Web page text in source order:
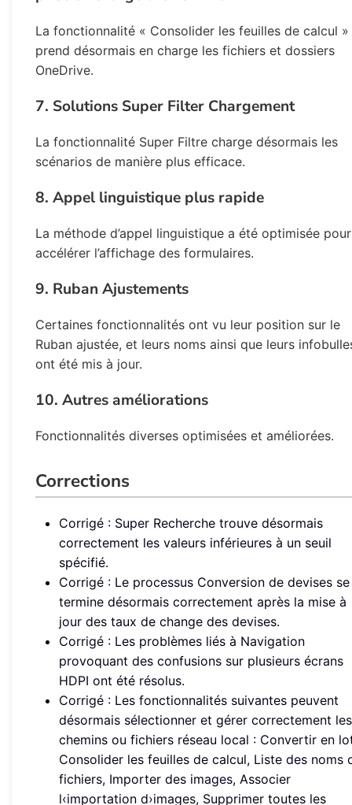
La fonctionnalité « Consolider les feuilles de calcul »
prend désormais en charge les fichiers et dossiers
OneDrive.
7. Solutions Super Filter Chargement
La fonctionnalité Super Filtre charge désormais les
scénarios de manière plus efficace.
8. Appel linguistique plus rapide
La méthode d’appel linguistique a été optimisée pour
accélérer l’affichage des formulaires.
9. Ruban Ajustements
Certaines fonctionnalités ont vu leur position sur le
Ruban ajustée, et leurs noms ainsi que leurs
ont été mis à jour.
10. Autres améliorations
Fonctionnalités diverses optimisées et améliorées.
Corrections
Corrigé : Super Recherche trouve désormais
correctement les valeurs inférieures à un seuil
spécifié.
Corrigé : Le processus Conversion de devises se
termine désormais correctement après la mise à
jour des taux de change des devises.
Corrigé : Les problèmes liés à Navigation
provoquant des confusions sur plusieurs écrans
HDPI ont été résolus.
Corrigé : Les fonctionnalités suivantes peuvent
désormais sélectionner et gérer correctement les
chemins ou fichiers réseau local : Convertir en
Consolider les feuilles de calcul, Liste des noms
fichiers, Importer des images, Associer
l‹importation d›images, Supprimer toutes les